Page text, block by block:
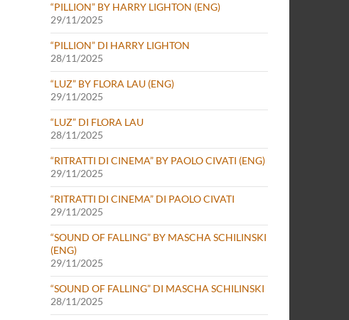
“PILLION” BY HARRY LIGHTON (ENG)
29/11/2025
“PILLION” DI HARRY LIGHTON
28/11/2025
“LUZ” BY FLORA LAU (ENG)
29/11/2025
“LUZ” DI FLORA LAU
28/11/2025
“RITRATTI DI CINEMA” BY PAOLO CIVATI (ENG)
29/11/2025
“RITRATTI DI CINEMA” DI PAOLO CIVATI
29/11/2025
“SOUND OF FALLING” BY MASCHA SCHILINSKI
(ENG)
29/11/2025
“SOUND OF FALLING” DI MASCHA SCHILINSKI
28/11/2025